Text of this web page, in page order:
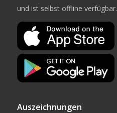
und ist selbst offline verfügbar.
Auszeichnungen